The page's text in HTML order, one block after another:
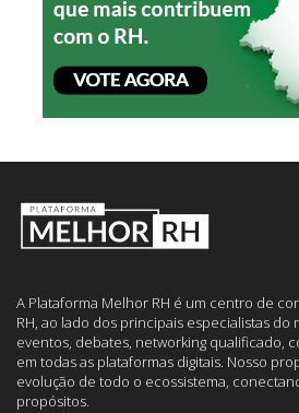
A Plataforma Melhor RH é um centro de
RH, ao lado dos principais especialistas
eventos, debates, networking qualificado,
em todas as plataformas digitais. Nosso
evolução de todo o ecossistema,
propósitos.